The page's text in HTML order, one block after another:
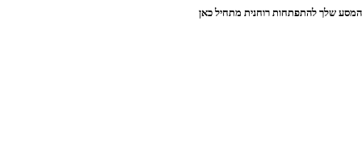
שלך להתפתחות רוחנית מתחיל כאן